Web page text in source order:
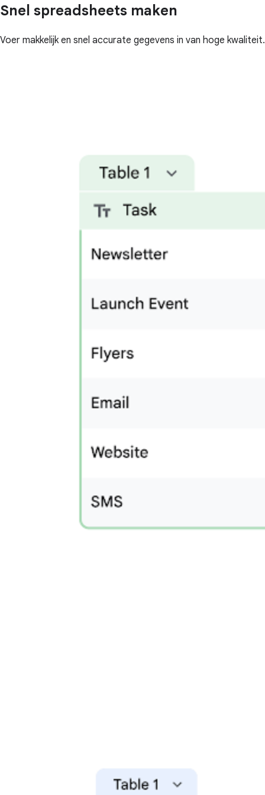
Snel spreadsheets maken
Voer makkelijk en snel accurate gegevens in van hoge kwaliteit.